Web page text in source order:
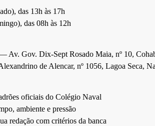
das 13h às 17h
das 08h às 12h
Av. Gov. Dix-Sept Rosado Maia, nº 10,
de Alencar, nº 1056, Lagoa Seca,
oficiais do Colégio Naval
ambiente e pressão
redação com critérios da banca